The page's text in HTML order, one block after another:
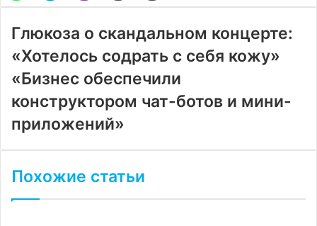
электронную
Глюкоза о скандальном концерте:
«Хотелось содрать с себя кожу»
«Бизнес обеспечили
конструктором чат-ботов и мини-
приложений»
Похожие статьи